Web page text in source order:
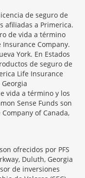
de seguro de
afiliadas a Primerica.
de vida a término
Company.
York. En Estados
de seguro de
Life Insurance
vida a término y los
Sense Funds son
of Canada,
ofrecidos por PFS
Duluth, Georgia
de inversiones